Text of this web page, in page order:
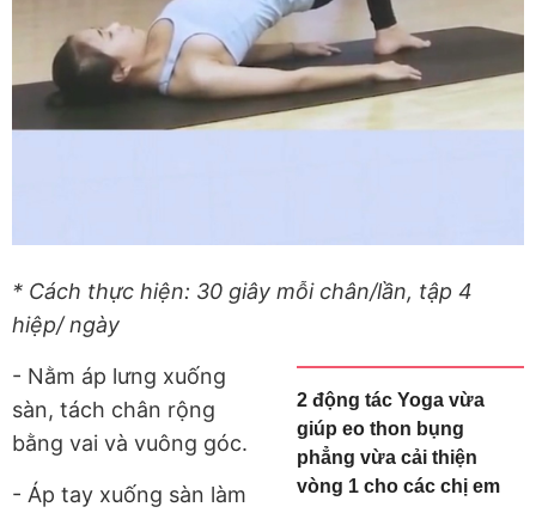
* Cách thực hiện: 30 giây mỗi chân/lần, tập 4
hiệp/ ngày
2 động tác Yoga vừa
giúp eo thon bụng
phẳng vừa cải thiện
vòng 1 cho các chị em
- Nằm áp lưng xuống
sàn, tách chân rộng
bằng vai và vuông góc.
- Áp tay xuống sàn làm